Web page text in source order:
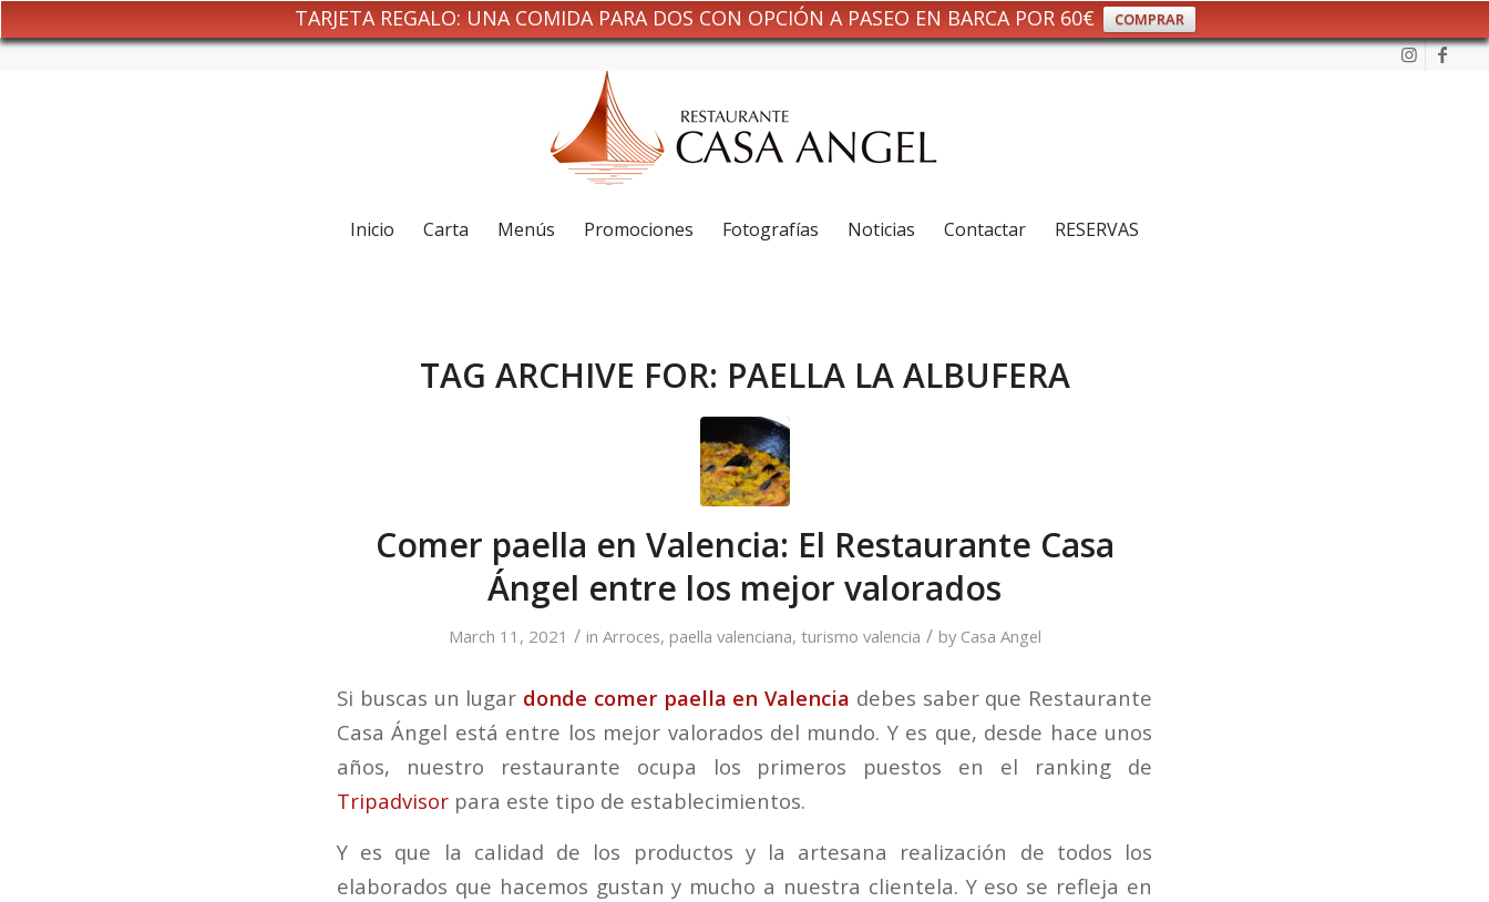
TARJETA REGALO: UNA COMIDA PARA DOS CON OPCIÓN A PASEO EN BARCA POR 60€ COMPRAR
Inicio Carta Menús Promociones Fotografías Noticias Contactar RESERVAS
TAG ARCHIVE FOR: PAELLA LA ALBUFERA
Comer paella en Valencia: El Restaurante Casa
Ángel entre los mejor valorados
March 11, 2021 / in Arroces, paella valenciana, turismo valencia / by Casa Angel
Si buscas un lugar donde comer paella en Valencia debes saber que Restaurante
Casa Ángel está entre los mejor valorados del mundo. Y es que, desde hace unos
años, nuestro restaurante ocupa los primeros puestos en el ranking de
Tripadvisor para este tipo de establecimientos.
Y es que la calidad de los productos y la artesana realización de todos los
elaborados que hacemos gustan y mucho a nuestra clientela. Y eso se refleja en